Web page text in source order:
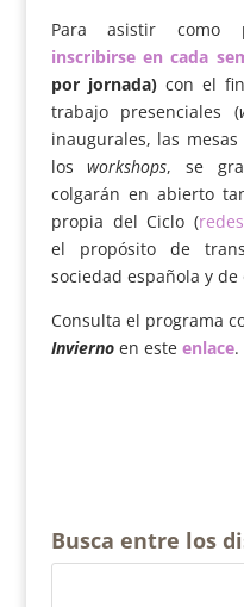
Para asistir como
inscribirse en cada
por jornada) con el
trabajo presenciales (
inaugurales, las
losworkshops, se
colgarán en abierto
propia del Ciclo (
el propósito de
sociedad española y de
Consulta el programa
Invierno en este enlace.
Busca entre los